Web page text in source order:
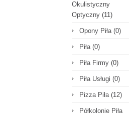
Okulistyczny
Optyczny (11)
Opony Piła(0)
Piła(0)
Piła Firmy (0)
Piła Usługi (0)
Pizza Piła(12)
Półkolonie Piła